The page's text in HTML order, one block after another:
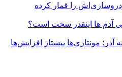
را قمار کرده
آدم ها اینقدر سخت است؟
مونتاژی‌ها پیشتاز افزایش‌ها